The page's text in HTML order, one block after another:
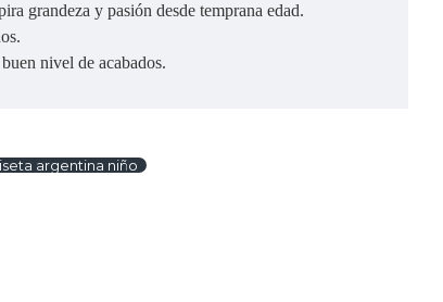
grandeza y pasión desde temprana edad.
nivel de acabados.
argentina niño